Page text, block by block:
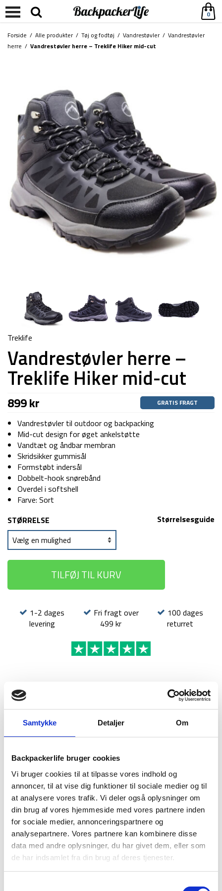
Samtykke Detaljer Om
Backpackerlife bruger cookies
Vi bruger cookies til at tilpasse vores indhold og
annoncer, til at vise dig funktioner til sociale medier og til
at analysere vores trafik. Vi deler også oplysninger om
din brug af vores hjemmeside med vores partnere inden
for sociale medier, annonceringspartnere og
analysepartnere. Vores partnere kan kombinere disse
data med andre oplysninger, du har givet dem, eller som
de har indsamlet fra din brug af deres tjenester.
0
Forside / Alle produkter/ Tøj og fodtøj / Vandrestøvler/ Vandrestøvler
herre / Vandrestøvler herre – Treklife Hiker mid-cut
Treklife
Vandrestøvler herre –
Treklife Hiker mid-cut
899kr GRATIS FRAGT
Vandrestøvler til outdoor og backpacking
Mid-cut design for øget ankelstøtte
Vandtæt og åndbar membran
Skridsikker gummisål
Formstøbt indersål
Dobbelt-hook snørebånd
Overdel i softshell
Farve: Sort
Størrelsesguide
STØRRELSE
TILFØJ TIL KURV
1-2 dages
levering
Fri fragt over
499 kr
100 dages
returret
BESKRIVELSE
YDERLIGERE INFORMATION
BRAND
Denne vandrestøvle er fra Treklife i deres Hiker serie.